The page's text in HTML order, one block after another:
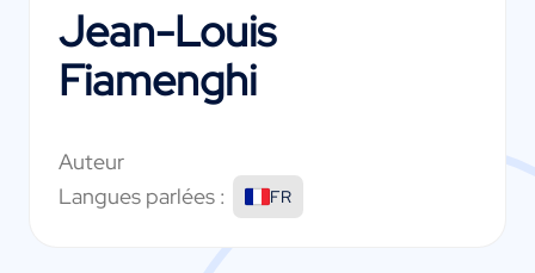
Jean-Louis
Fiamenghi
Auteur
Langues parlées :
FR